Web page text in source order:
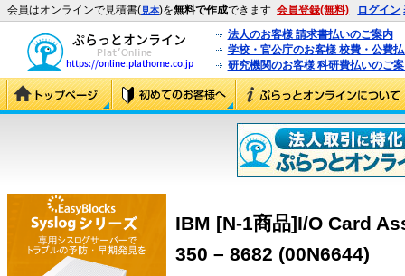
会員はオンラインで見積書(見本)を無料で作成できます 会員登録(無料) ログイン
法人のお客様 請求書払いのご案内
学校・官公庁のお客様 校費・公費
研究機関のお客様 科研費払いのご
IBM [N-1商品]I/O Card
350 – 8682 (00N6644)